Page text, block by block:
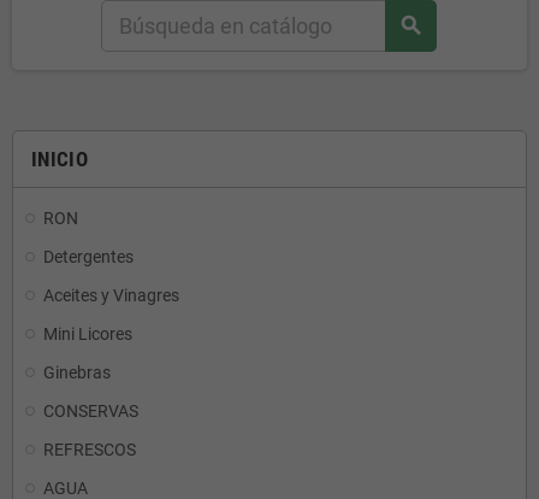
INICIO
RON
Detergentes
Aceites y Vinagres
Mini Licores
Ginebras
CONSERVAS
REFRESCOS
AGUA
search